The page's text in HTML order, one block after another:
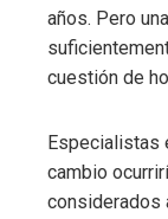
años. Pero
cuestión de
Especialistas
cambio
considerados